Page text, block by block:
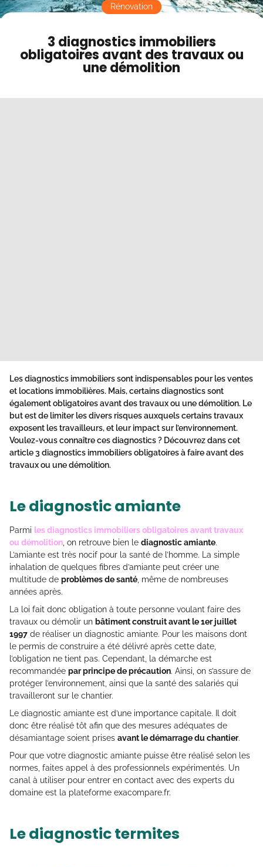
3 diagnostics immobiliers
obligatoires avant des travaux ou
une démolition
Rénovation
Les diagnostics immobiliers sont indispensables pour les ventes
et locations immobilières. Mais, certains diagnostics sont
également obligatoires avant des travaux ou une démolition. Le
but est de limiter les divers risques auxquels certains travaux
exposent les travailleurs, et leur impact sur l’environnement.
Voulez-vous connaître ces diagnostics ? Découvrez dans cet
article 3 diagnostics immobiliers obligatoires à faire avant des
travaux ou une démolition.
Le diagnostic amiante
Parmi les diagnostics immobiliers obligatoires avant travaux
ou démolition, on retrouve bien le diagnostic amiante.
L’amiante est très nocif pour la santé de l’homme. La simple
inhalation de quelques fibres d’amiante peut créer une
multitude de problèmes de santé, même de nombreuses
années après.
La loi fait donc obligation à toute personne voulant faire des
travaux ou démolir un bâtiment construit avant le 1er juillet
1997 de réaliser un diagnostic amiante. Pour les maisons dont
le permis de construire a été délivré après cette date,
l’obligation ne tient pas. Cependant, la démarche est
recommandée par principe de précaution. Ainsi, on s’assure de
protéger l’environnement, ainsi que la santé des salariés qui
travailleront sur le chantier.
Le diagnostic amiante est d’une importance capitale. Il doit
donc être réalisé tôt afin que des mesures adéquates de
désamiantage soient prises avant le démarrage du chantier.
Pour que votre diagnostic amiante puisse être réalisé selon les
normes, faites appel à des professionnels expérimentés. Un
canal à utiliser pour entrer en contact avec des experts du
domaine est la plateforme exacompare.fr.
Le diagnostic termites